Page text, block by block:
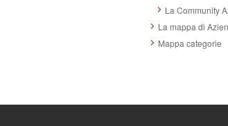
La Community
La mappa di
Mappa categorie